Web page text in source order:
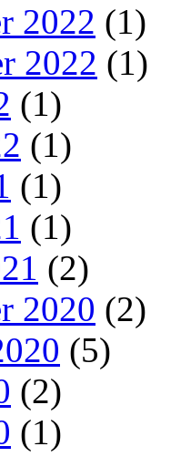
2022 (1)
2022 (1)
(1)
(1)
(1)
(1)
(2)
2020 (2)
(5)
(2)
(1)